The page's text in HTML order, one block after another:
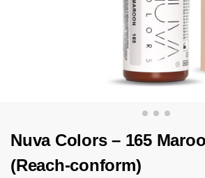
Nuva Colors – 165
(Reach-conform)